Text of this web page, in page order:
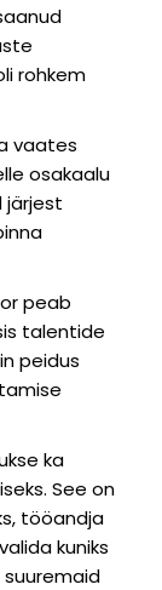
rohkem
vaates
osakaalu
järjest
peab
talentide
peidus
ka
See on
tööandja
kuniks
suuremaid